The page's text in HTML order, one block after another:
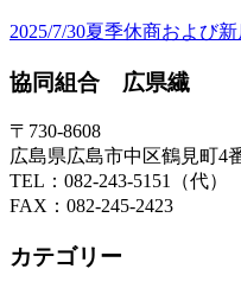
2025/7/30夏季休商および
協同組合 広県繊
〒730-8608
広島県広島市中区鶴見町4
TEL：082-243-5151（代）
FAX：082-245-2423
カテゴリー